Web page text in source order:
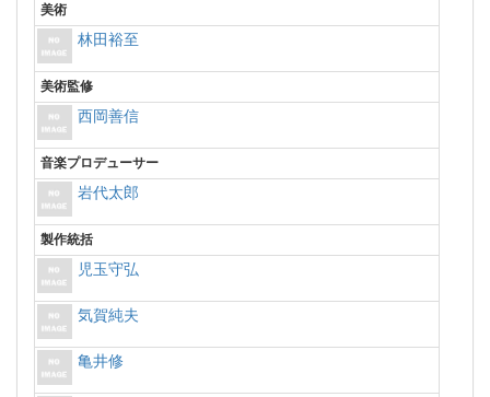
美術
林田裕至
美術監修
西岡善信
音楽プロデューサー
岩代太郎
製作統括
児玉守弘
気賀純夫
亀井修